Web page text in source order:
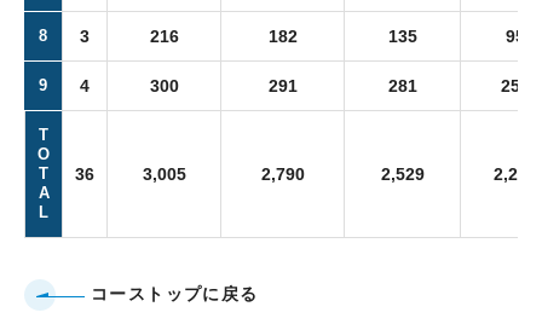
8 3 216 182 135 95
9 4 300 291 281 251
T
O
T
A
L
36 3,005 2,790 2,529 2,242
コーストップに戻る